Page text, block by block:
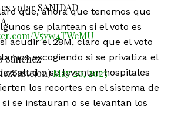
votar SANIDAD
V5yw4TWeMU
Sánchez
May 20, 2023
que, ahora que tenemos que
se plantean si el voto es
acudir el 28M, claro que el voto
escogiendo si se privatiza el
Salud o se levantan hospitales
los recortes en el sistema de
se instauran o se levantan los